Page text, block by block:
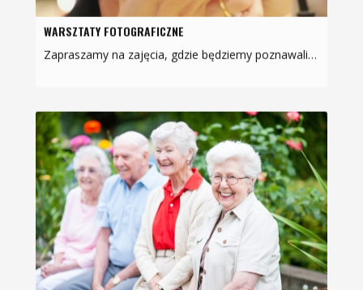
WARSZTATY FOTOGRAFICZNE
Zapraszamy na zajęcia, gdzie będziemy poznawali pięć podstawowych filarów fotografii mobilnej: jakość, popularność, szybkość, dostępność i świadomość. Zdjęcia będziemy robić za…